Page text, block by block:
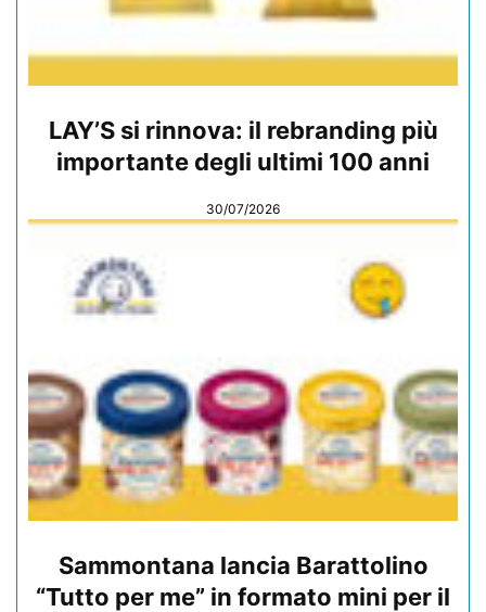
LAY’S si rinnova: il rebranding più
importante degli ultimi 100 anni
30/07/2026
Sammontana lancia Barattolino
“Tutto per me” in formato mini per il